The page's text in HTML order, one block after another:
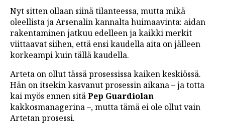
Nyt sitten ollaan siinä tilanteessa, mutta mikä
oleellista ja Arsenalin kannalta huimaavinta: aidan
rakentaminen jatkuu edelleen ja kaikki merkit
viittaavat siihen, että ensi kaudella aita on jälleen
korkeampi kuin tällä kaudella.
Arteta on ollut tässä prosessissa kaiken keskiössä.
Hän on itsekin kasvanut prosessin aikana – ja totta
kai myös ennen sitäPep Guardiolan
kakkosmanagerina –, mutta tämä ei ole ollut vain
Artetan prosessi.